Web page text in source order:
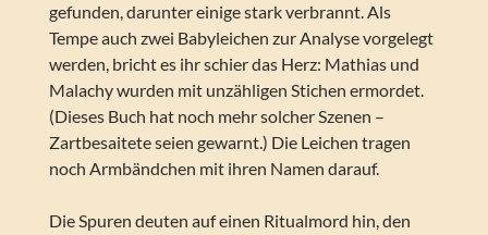
gefunden, darunter einige stark verbrannt. Als
Tempe auch zwei Babyleichen zur Analyse vorgelegt
werden, bricht es ihr schier das Herz: Mathias und
Malachy wurden mit unzähligen Stichen ermordet.
(Dieses Buch hat noch mehr solcher Szenen –
Zartbesaitete seien gewarnt.) Die Leichen tragen
noch Armbändchen mit ihren Namen darauf.
Die Spuren deuten auf einen Ritualmord hin, den